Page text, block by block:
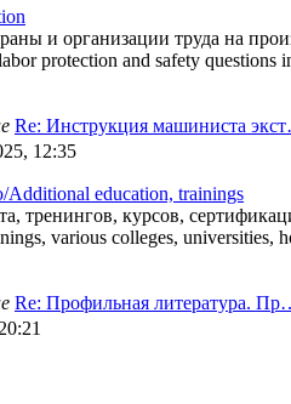
и организации труда на
protection and safety questions
Re: Инструкция машиниста
12:35
education, trainings
тренингов, курсов,
various colleges,
Re: Профильная литература.